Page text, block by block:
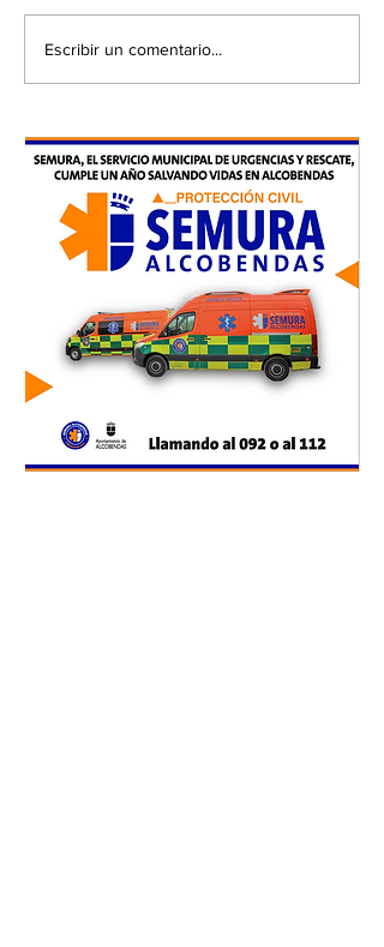
Escribir un comentario...